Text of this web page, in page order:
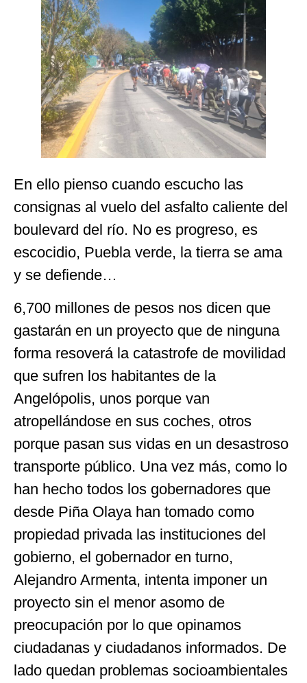
En ello pienso cuando escucho las
consignas al vuelo del asfalto caliente del
boulevard del río. No es progreso, es
escocidio, Puebla verde, la tierra se ama
y se defiende…
6,700 millones de pesos nos dicen que
gastarán en un proyecto que de ninguna
forma resoverá la catastrofe de movilidad
que sufren los habitantes de la
Angelópolis, unos porque van
atropellándose en sus coches, otros
porque pasan sus vidas en un desastroso
transporte público. Una vez más, como lo
han hecho todos los gobernadores que
desde Piña Olaya han tomado como
propiedad privada las instituciones del
gobierno, el gobernador en turno,
Alejandro Armenta, intenta imponer un
proyecto sin el menor asomo de
preocupación por lo que opinamos
ciudadanas y ciudadanos informados. De
lado quedan problemas socioambientales